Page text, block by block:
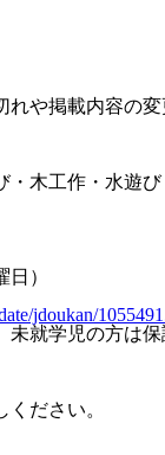
や掲載内容の
木工作・水遊
）
jdoukan/
就学児の方は保
ださい。